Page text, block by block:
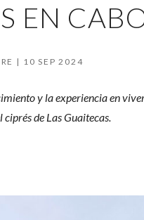
EN
10 SEP 2024
y la experiencia en
de Las Guaitecas.